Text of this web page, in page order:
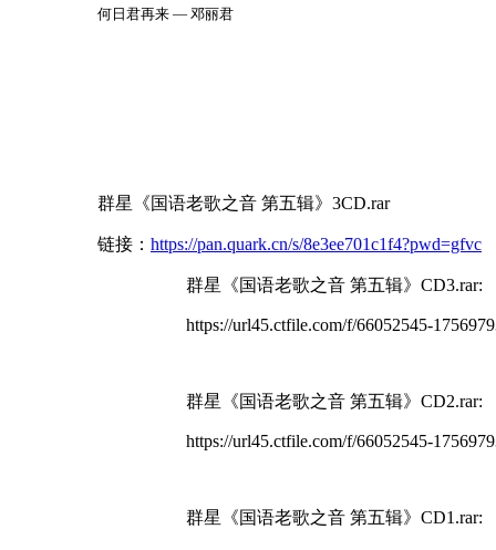
何日君再来 — 邓丽君
群星《国语老歌之音 第五辑》3CD.rar
链接： https://pan.quark.cn/s/8e3ee701c1f4?pwd=gfvc
群星《国语老歌之音 第五辑》CD3.rar:
https://url45.ctfile.com/f/66052545-
群星《国语老歌之音 第五辑》CD2.rar:
https://url45.ctfile.com/f/66052545-
群星《国语老歌之音 第五辑》CD1.rar: